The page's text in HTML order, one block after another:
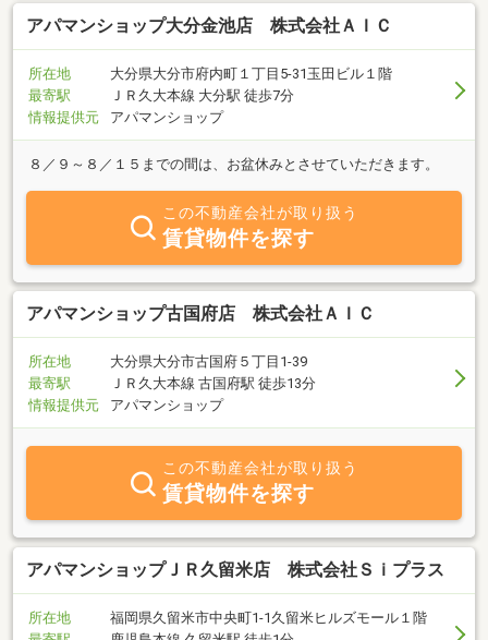
アパマンショップ大分金池店 株式会社ＡＩＣ
所在地
大分県大分市府内町１丁目5-31玉田ビル１階
最寄駅
ＪＲ久大本線 大分駅 徒歩7分
情報提供元
アパマンショップ
８／９～８／１５までの間は、お盆休みとさせていただきます。
この不動産会社が取り扱う
賃貸物件を探す
アパマンショップ古国府店 株式会社ＡＩＣ
所在地
大分県大分市古国府５丁目1-39
最寄駅
ＪＲ久大本線 古国府駅 徒歩13分
情報提供元
アパマンショップ
この不動産会社が取り扱う
賃貸物件を探す
アパマンショップＪＲ久留米店 株式会社Ｓｉプラス
所在地
福岡県久留米市中央町1-1久留米ヒルズモール１階